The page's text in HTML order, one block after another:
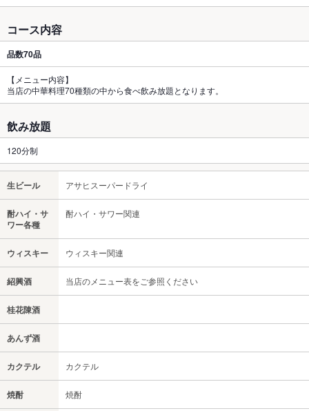
コース内容
品数70品
【メニュー内容】
当店の中華料理70種類の中から食べ飲み放題となります。
飲み放題
120分制
生ビール アサヒスーパードライ
酎ハイ・サ
ワー各種
酎ハイ・サワー関連
ウィスキー ウィスキー関連
紹興酒 当店のメニュー表をご参照ください
桂花陳酒
あんず酒
カクテル カクテル
焼酎 焼酎